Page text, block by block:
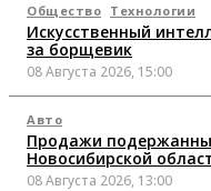
Общество Технологии
Искусственный
за борщевик
08 Августа 2026, 15:00
Авто
Продажи
Новосибирской
08 Августа 2026, 13:00